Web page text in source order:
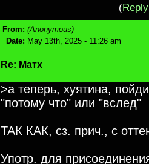
(
From: (Anonymous)
Date: May 13th, 2025 - 11:26 am
Re: Матх
>а теперь, хуятина,
"потому что" или "вслед"
ТАК КАК, сз. прич., с
Употр. для